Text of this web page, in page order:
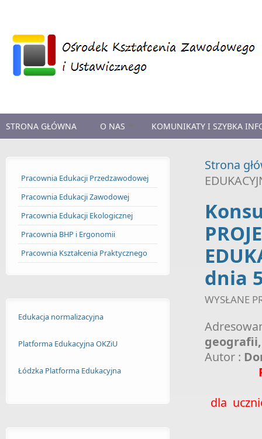
STRONA GŁÓWNA O NAS KOMUNIKATY I SZYBKA
Pracownia Edukacji Przedzawodowej
Pracownia Edukacji Zawodowej
Pracownia Edukacji Ekologicznej
Pracownia BHP i Ergonomii
Pracownia Kształcenia Praktycznego
Edukacja normalizacyjna
Platforma Edukacyjna OKZiU
Łódzka Platforma Edukacyjna
Strona
dnia
WYSŁANE
Autor :
dla